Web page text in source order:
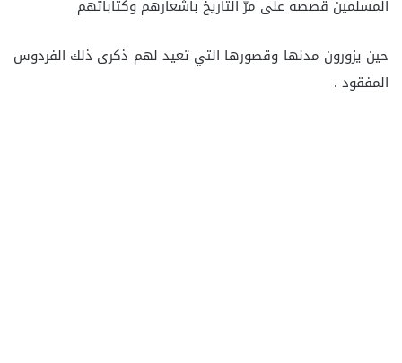
المسلمين قصصه على مرّ التاريخ بأشعارهم وكتاباتهم
حين يزورون مدنها وقصورها التي تعيد لهم ذكرى ذلك الفردوس
المفقود .